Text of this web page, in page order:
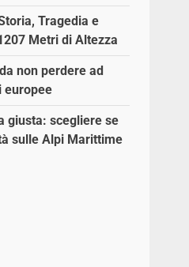
Tragedia e
Metri di Altezza
non perdere ad
europee
giusta: scegliere se
sulle Alpi Marittime